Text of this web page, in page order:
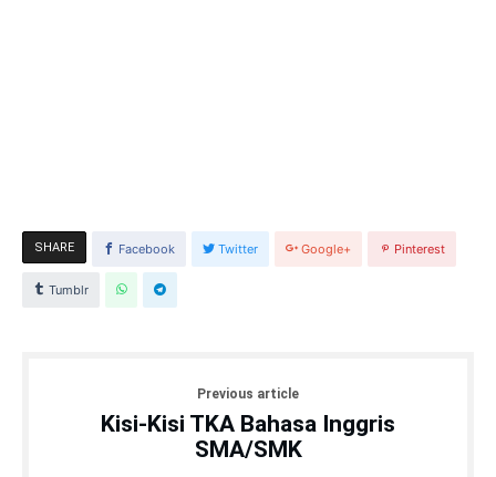
SHARE Facebook Twitter Google+ Pinterest
Tumblr
Previous article
Kisi-Kisi TKA Bahasa Inggris
SMA/SMK